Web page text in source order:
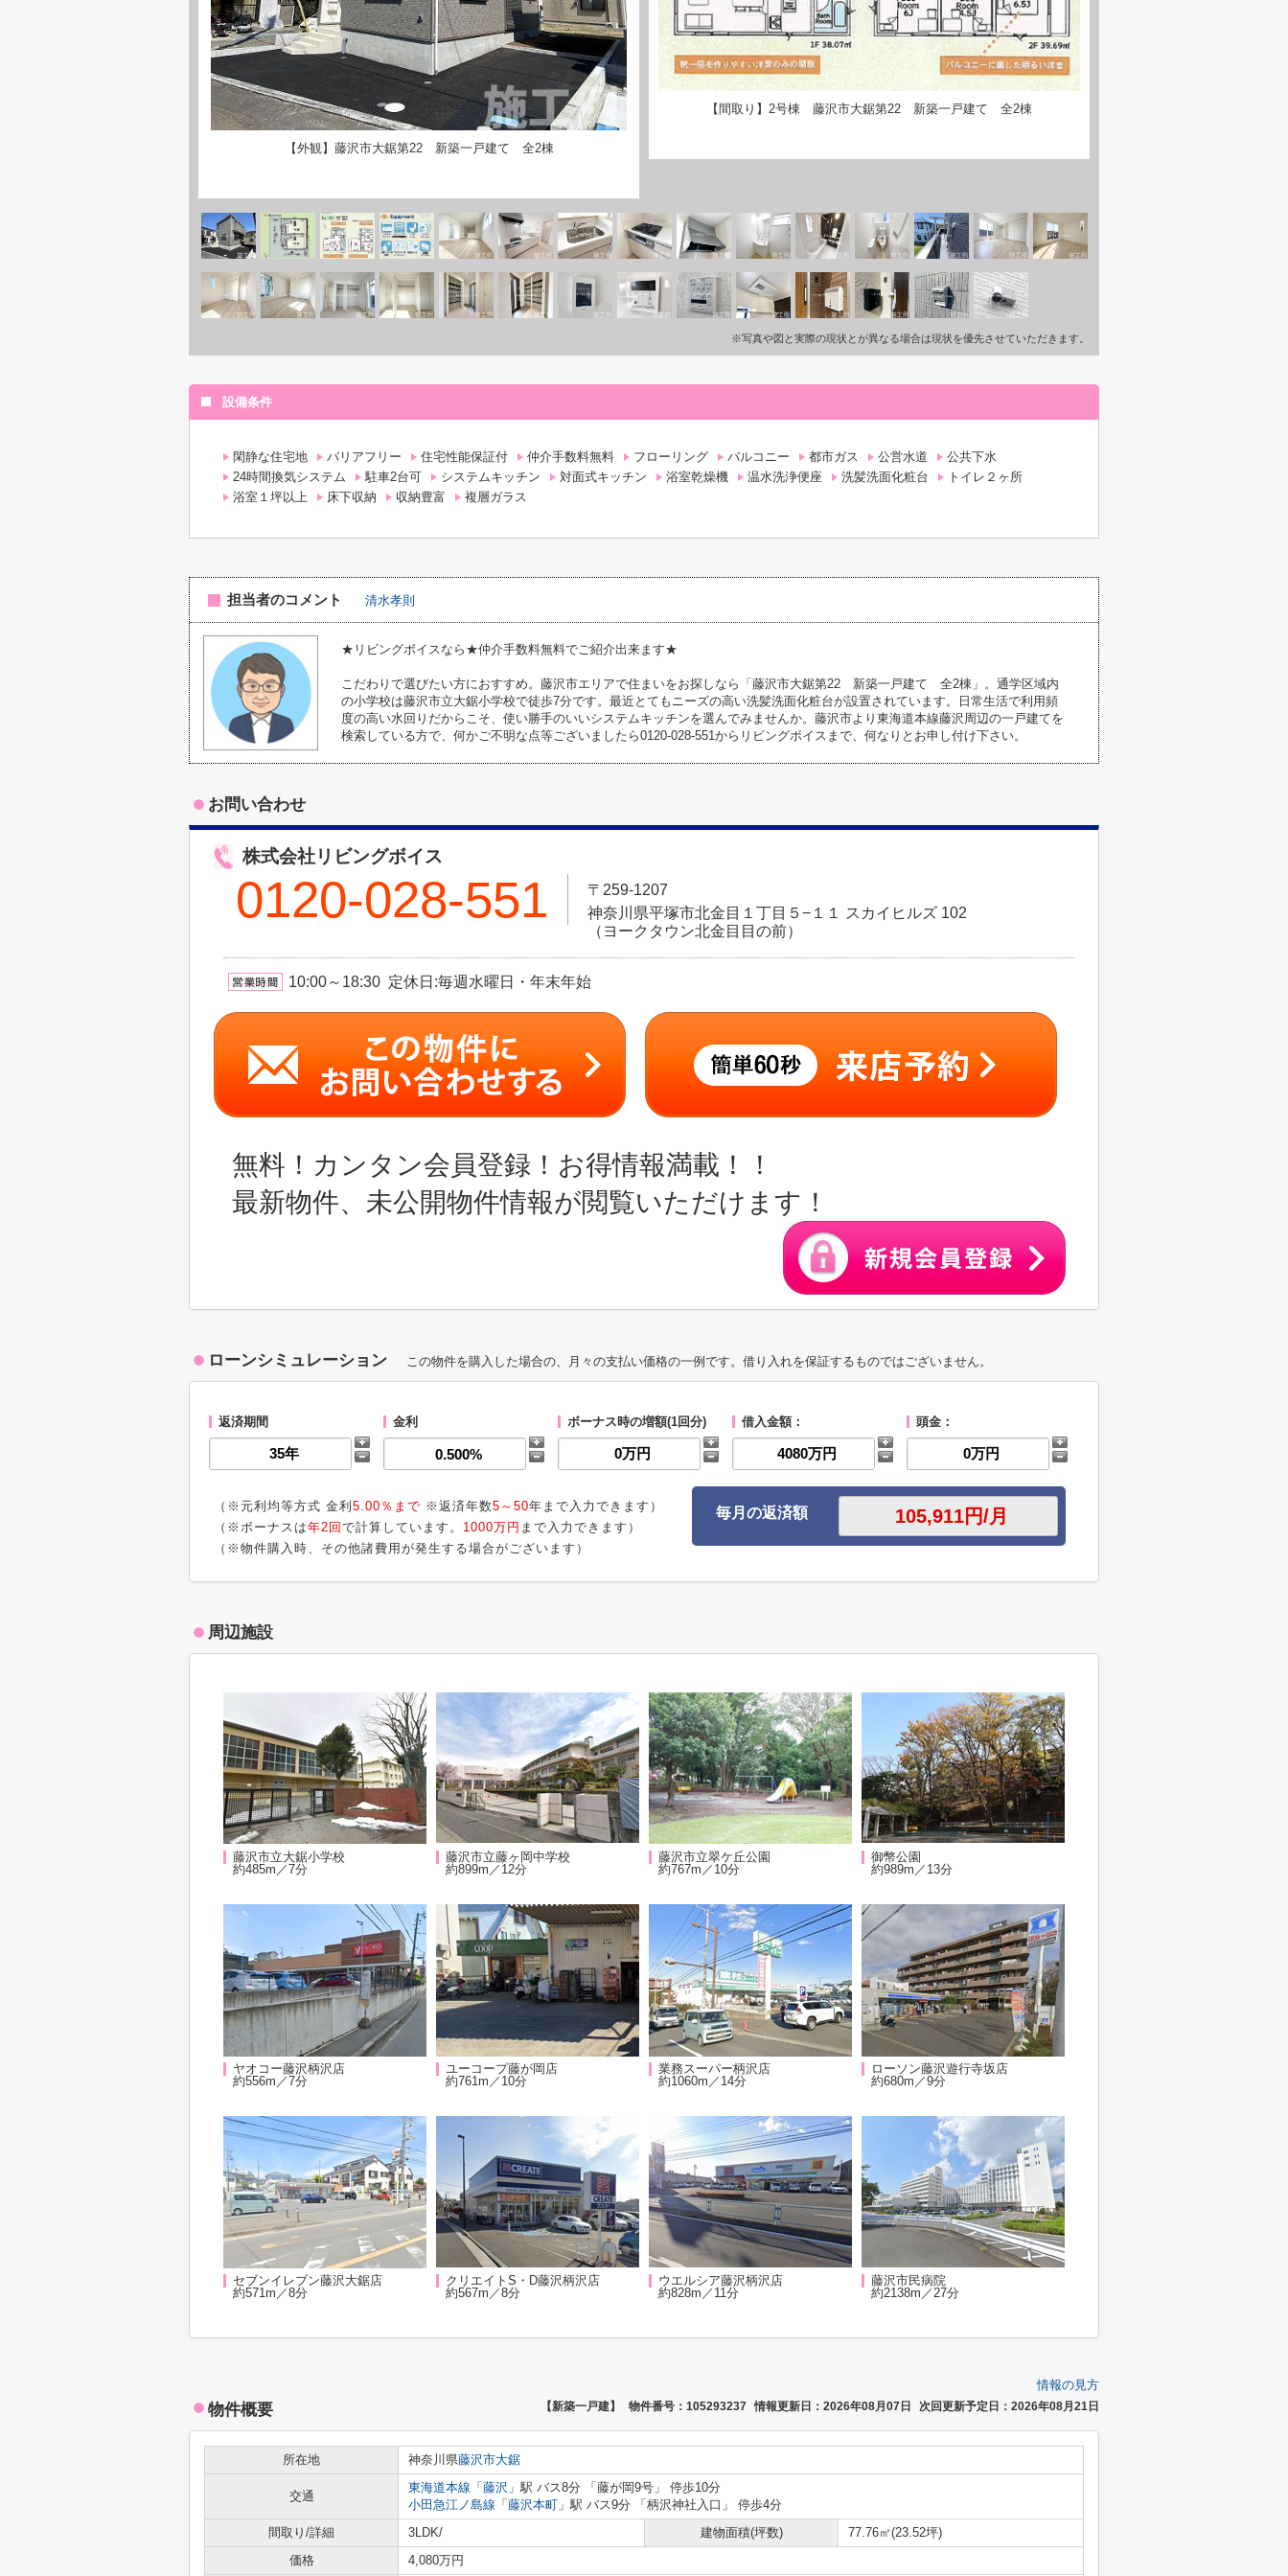
【外観】藤沢市大鋸第22 新築一戸建て 全2棟
【間取り】2号棟 藤沢市大鋸第22 新築一戸建て 全2棟
※写真や図と実際の現状とが異なる場合は現状を優先させていただきます。
設備条件
閑静な住宅地 バリアフリー 住宅性能保証付 仲介手数料無料 フローリング バルコニー 都市ガス 公営水道
公共下水
24時間換気システム
駐車2台可 システムキッチン 対面式キッチン 浴室乾燥機 温水洗浄便座 洗髪洗面化粧台
トイレ２ヶ所
浴室１坪以上
床下収納 収納豊富 複層ガラス
担当者のコメント 清水孝則
★リビングボイスなら★仲介手数料無料でご紹介出来ます★
こだわりで選びたい方におすすめ。藤沢市エリアで住まいをお探しなら「藤沢市大鋸第22 新築一戸建て 全2棟」。通学区域内
の小学校は藤沢市立大鋸小学校で徒歩7分です。最近とてもニーズの高い洗髪洗面化粧台が設置されています。日常生活で利用頻
度の高い水回りだからこそ、使い勝手のいいシステムキッチンを選んでみませんか。藤沢市より東海道本線藤沢周辺の一戸建てを
検索している方で、何かご不明な点等ございましたら0120-028-551からリビングボイスまで、何なりとお申し付け下さい。
お問い合わせ
株式会社リビングボイス
0120-028-551
〒259-1207
神奈川県平塚市北金目１丁目５−１１ スカイヒルズ 102
（ヨークタウン北金目目の前）
10:00～18:30 定休日:毎週水曜日・年末年始
無料！カンタン会員登録！お得情報満載！！
最新物件、未公開物件情報が閲覧いただけます！
ローンシミュレーション この物件を購入した場合の、月々の支払い価格の一例です。借り入れを保証するものではございません。
返済期間 金利 ボーナス時の増額(1回分) 借入金額： 頭金：
（※元利均等方式 金利 5.00％まで ※返済年数5～50年まで入力できます）
（※ボーナスは年2回 で計算しています。 1000万円 まで入力できます）
（※物件購入時、その他諸費用が発生する場合がございます）
毎月の返済額
周辺施設
藤沢市立大鋸小学校
約485m／7分
藤沢市立藤ヶ岡中学校
約899m／12分
藤沢市立翠ケ丘公園
約767m／10分
御幣公園
約989m／13分
ヤオコー藤沢柄沢店
約556m／7分
ユーコープ藤が岡店
約761m／10分
業務スーパー柄沢店
約1060m／14分
ローソン藤沢遊行寺坂店
約680m／9分
セブンイレブン藤沢大鋸店
約571m／8分
クリエイトS・D藤沢柄沢店
約567m／8分
ウエルシア藤沢柄沢店
約828m／11分
藤沢市民病院
約2138m／27分
情報の見方
物件概要 【新築一戸建】 物件番号：105293237 情報更新日：2026年08月07日 次回更新予定日：2026年08月21日
所在地 神奈川県藤沢市大鋸
交通
東海道本線 「 藤沢 」駅 バス8分 「藤が岡9号」 停歩10分
小田急江ノ島線 「 藤沢本町 」駅 バス9分 「柄沢神社入口」 停歩4分
間取り/詳細
3LDK/ 建物面積(坪数)
77.76㎡(23.52坪)
価格
4,080万円